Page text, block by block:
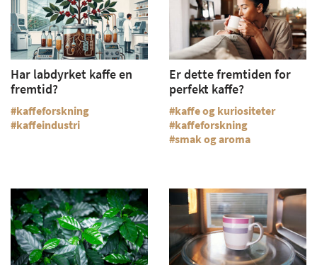
Har labdyrket kaffe en
fremtid?
kaffeforskning
kaffeindustri
Er dette fremtiden for
perfekt kaffe?
kaffe og kuriositeter
kaffeforskning
smak og aroma